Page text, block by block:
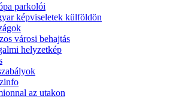
parkolói
képviseletek külföldön
városi behajtás
helyzetkép
az utakon